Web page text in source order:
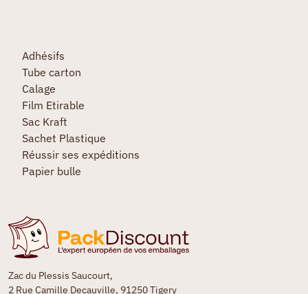
Zac du Plessis Saucourt,
2 Rue Camille Decauville, 91250 Tigery
Adhésifs
Tube carton
Calage
Film Etirable
Sac Kraft
Sachet Plastique
Réussir ses expéditions
Papier bulle